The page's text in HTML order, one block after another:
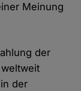
Meinung
der
der